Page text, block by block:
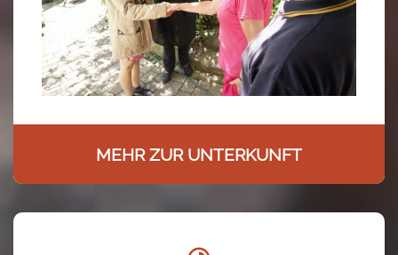
MEHR ZUR UNTERKUNFT